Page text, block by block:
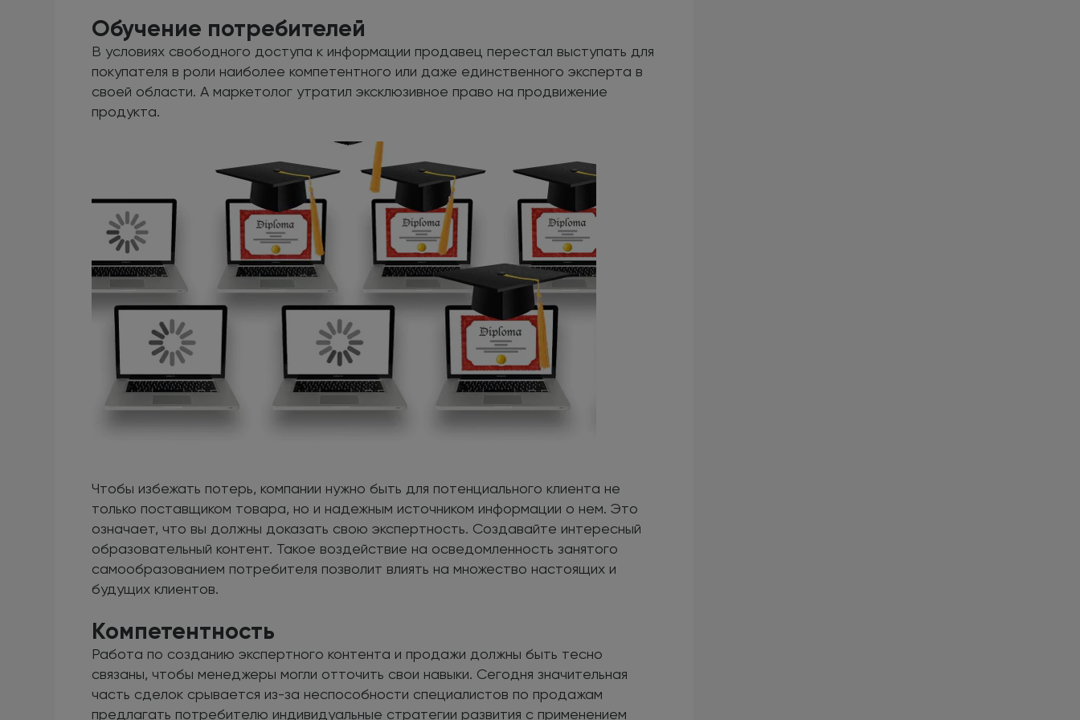
Обучение потребителей
В условиях свободного доступа к информации продавец перестал выступать для
покупателя в роли наиболее компетентного или даже единственного эксперта в
своей области. А маркетолог утратил эксклюзивное право на продвижение
продукта.
Чтобы избежать потерь, компании нужно быть для потенциального клиента не
только поставщиком товара, но и надежным источником информации о нем. Это
означает, что вы должны доказать свою экспертность. Создавайте интересный
образовательный контент. Такое воздействие на осведомленность занятого
самообразованием потребителя позволит влиять на множество настоящих и
будущих клиентов.
Компетентность
Работа по созданию экспертного контента и продажи должны быть тесно
связаны, чтобы менеджеры могли отточить свои навыки. Сегодня значительная
часть сделок срывается из-за неспособности специалистов по продажам
предлагать потребителю индивидуальные стратегии развития с применением